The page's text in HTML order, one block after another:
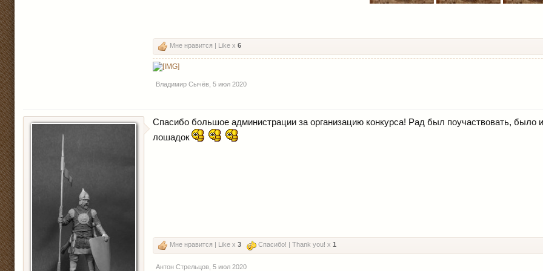
Мне нравится | Like x 6
Владимир Сычёв 5 июл 2020
Спасибо большое администрации за организацию конкурса! Рад был поучаствовать, было
лошадок
Мне нравится | Like x 3 Спасибо! | Thank you! x 1
Антон Стрельцов 5 июл 2020